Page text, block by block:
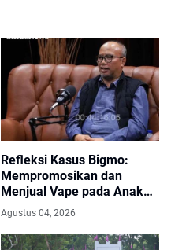
Refleksi Kasus Bigmo:
Mempromosikan dan
Menjual Vape pada Anak
adalah Kriminal
Agustus 04, 2026